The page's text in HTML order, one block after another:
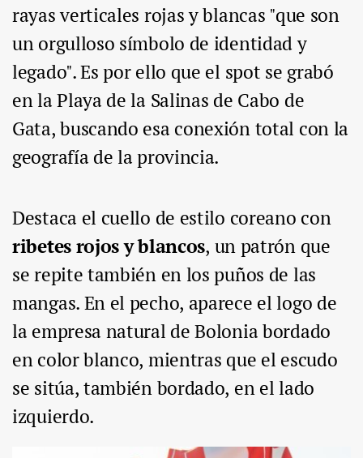
rayas verticales rojas y blancas "que son
un orgulloso símbolo de identidad y
legado". Es por ello que el spot se grabó
en la Playa de la Salinas de Cabo de
Gata, buscando esa conexión total con la
geografía de la provincia.
Destaca el cuello de estilo coreano con
ribetes rojos y blancos, un patrón que
se repite también en los puños de las
mangas. En el pecho, aparece el logo de
la empresa natural de Bolonia bordado
en color blanco, mientras que el escudo
se sitúa, también bordado, en el lado
izquierdo.